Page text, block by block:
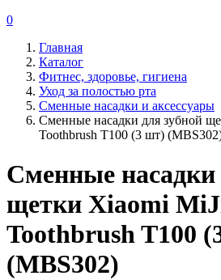
0
Главная
Каталог
Фитнес, здоровье, гигиена
Уход за полостью рта
Сменные насадки и аксессуары
Сменные насадки для зубной
Toothbrush T100 (3 шт)
Сменные насадки
щетки Xiaomi
Toothbrush T100
(MBS302)